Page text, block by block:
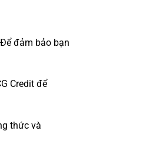
đảm bảo bạn
Credit để
thức và